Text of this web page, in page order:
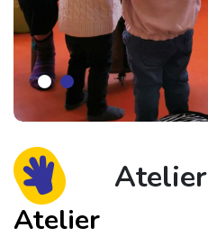
Atelier
Atelier